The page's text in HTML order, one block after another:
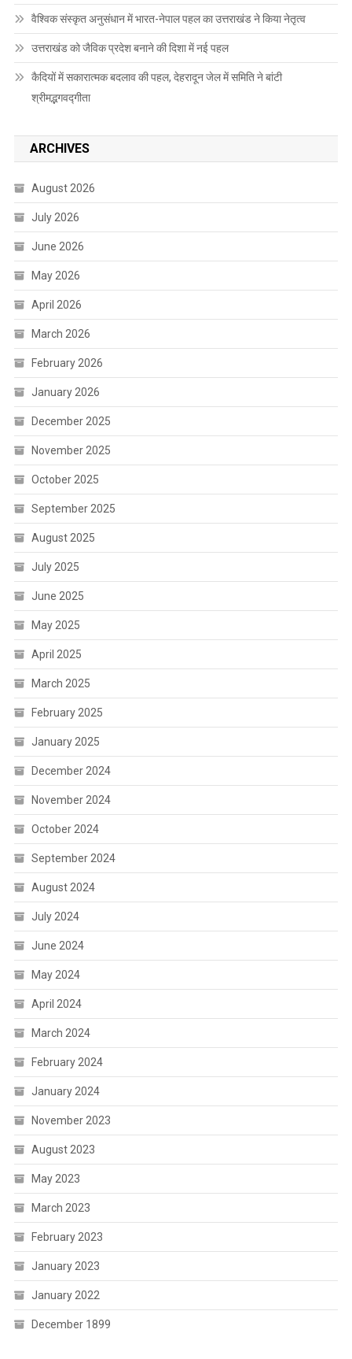
वैश्विक संस्कृत अनुसंधान में भारत-नेपाल पहल का उत्तराखंड ने किया नेतृत्व
उत्तराखंड को जैविक प्रदेश बनाने की दिशा में नई पहल
कैदियों में सकारात्मक बदलाव की पहल, देहरादून जेल में समिति ने बांटी
श्रीमद्भगवद्गीता
ARCHIVES
August 2026
July 2026
June 2026
May 2026
April 2026
March 2026
February 2026
January 2026
December 2025
November 2025
October 2025
September 2025
August 2025
July 2025
June 2025
May 2025
April 2025
March 2025
February 2025
January 2025
December 2024
November 2024
October 2024
September 2024
August 2024
July 2024
June 2024
May 2024
April 2024
March 2024
February 2024
January 2024
November 2023
August 2023
May 2023
March 2023
February 2023
January 2023
January 2022
December 1899